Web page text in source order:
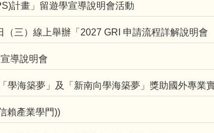
計畫」留遊學宣導說明會活動
三）線上舉辦「2027 GRI 申請流程詳解說明會
導說明會
學海築夢」及「新南向學海築夢」獎助國外專業
賴產業學門))